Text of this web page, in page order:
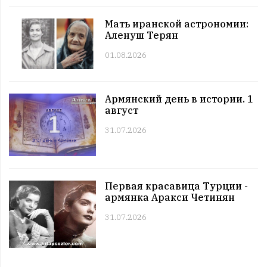
11:00 | 11.07 | 1027
ЗНАМЕНИТОСТИ
Именниники. 11 июль
10:00 | 11.07 | 1002
АРМЯНЕ
Армянский день в истории. 11 июль
Все праздники. 11 июль
08:00 | 11.07 | 986|
ГОРОСКОПЫ
Четверг. 11 июль
12:00 | 10.07 | 1024
Этот день в истории. 10 июль
11:00 | 10.07 | 1010
Именниники. 10 июль
10:00 | 10.07 | 989|
Армянский день в истории. 10 июль
09:00 | 10.07 |
991|
Все праздники. 10 июль
Мать иранской астрономии:
Аленуш Терян
01.08.2026
Армянский день в истории. 1
август
31.07.2026
Первая красавица Турции -
армянка Аракси Четинян
31.07.2026